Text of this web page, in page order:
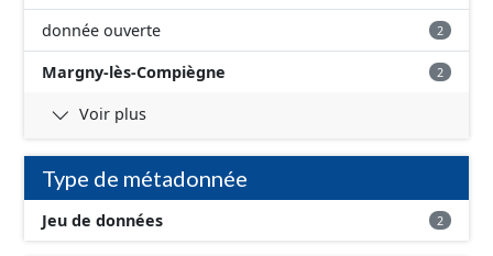
donnée ouverte 2
Margny-lès-Compiègne 2
Voir plus
Type de métadonnée
Jeu de données 2